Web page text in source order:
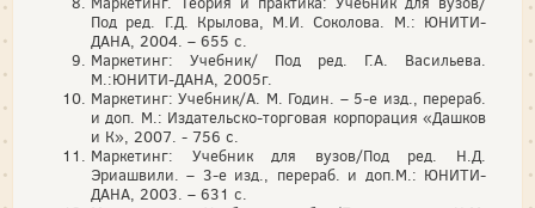
Под ред. Г.Д. Крылова, М.И. Соколова. М.: ЮНИТИ-
ДАНА, 2004. – 655 с.
Маркетинг: Учебник/ Под ред. Г.А. Васильева.
М.:ЮНИТИ-ДАНА, 2005г.
Маркетинг: Учебник/А. М. Годин. – 5-е изд., перераб.
и доп. М.: Издательско-торговая корпорация «Дашков
и К», 2007. - 756 с.
Маркетинг: Учебник для вузов/Под ред. Н.Д.
Эриашвили. – 3-е изд., перераб. и доп.М.: ЮНИТИ-
ДАНА, 2003. – 631 с.